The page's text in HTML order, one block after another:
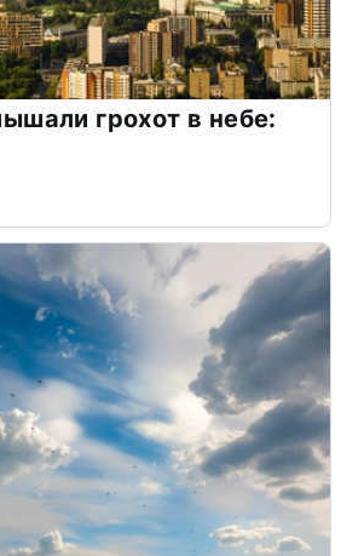
грохот в небе: